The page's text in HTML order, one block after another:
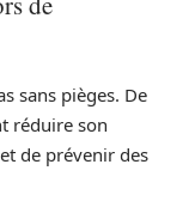
sans pièges. De
réduire son
de prévenir des